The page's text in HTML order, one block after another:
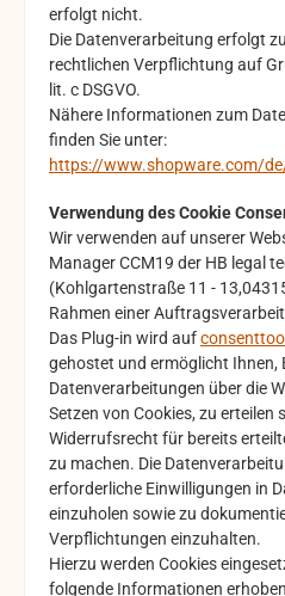
erfolgt nicht.
Die Datenverarbeitung erfolgt
rechtlichen Verpflichtung auf
lit. c DSGVO.
Nähere Informationen zum
finden Sie unter:
https://www.shopware.com/
Verwendung des Cookie
Wir verwenden auf unserer
Manager CCM19 der HB legal
(Kohlgartenstraße 11 -
Rahmen einer
Das Plug-in wird auf
gehostet und ermöglicht Ihnen,
Datenverarbeitungen über die
Setzen von Cookies, zu erteilen
Widerrufsrecht für bereits
zu machen. Die
erforderliche Einwilligungen in
einzuholen sowie zu
Verpflichtungen einzuhalten.
Hierzu werden Cookies
folgende Informationen